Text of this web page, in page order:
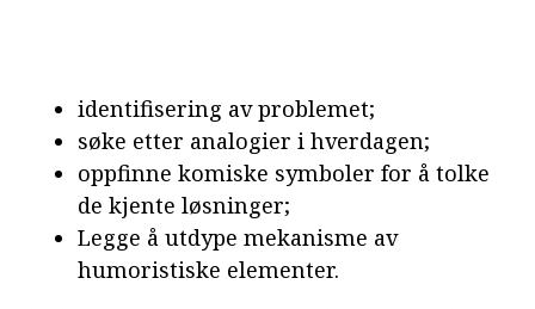
identifisering av problemet;
søke etter analogier i hverdagen;
oppfinne komiske symboler for å tolke
de kjente løsninger;
Legge å utdype mekanisme av
humoristiske elementer.